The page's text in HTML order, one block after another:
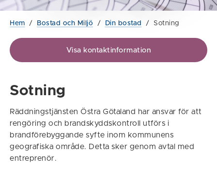
Hem / Bostad och Miljö / Din bostad / Sotning
Visa kontaktinformation
Sotning
Räddningstjänsten Östra Götaland har ansvar för att
rengöring och brandskyddskontroll utförs i
brandförebyggande syfte inom kommunens
geografiska område. Detta sker genom avtal med
entreprenör.